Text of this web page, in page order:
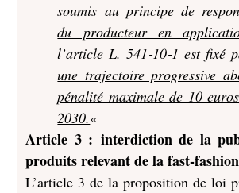
soumis au principe de
du producteur en
l’article L. 541‑10‑1 est fixé
une trajectoire progressive
pénalité maximale de 10
2030.«
Article 3 : interdiction de la
produits relevant de la fast-fashion
L’article 3 de la proposition de loi